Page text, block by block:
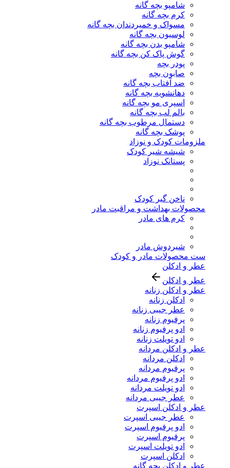
شامپو بچه گانه
کرم بچه گانه
مسواک و خمیردندان بچه گانه
لوسیون بچه گانه
شامپو بدن بچه گانه
گوش پاک کن بچه گانه
پودر بچه
صابون بچه
ضد آفتاب بچه گانه
دهانشویه بچه گانه
اسپری مو بچه گانه
بالم لب بچه گانه
دستمال مرطوب بچه گانه
پوشک بچه گانه
ملزومات کودک و نوزاد
شیشه شیر کودک
پستانک نوزاد
ناخن گیر کودک
محصولات بهداشت و مراقبت مادر
کرم های مادر
شیردوش مادر
ست محصولات مادر و کودک
عطر و ادکلن
عطر و ادکلن
عطر و ادکلن زنانه
ادکلن زنانه
عطر جیبی زنانه
پرفیوم زنانه
ادو پرفیوم زنانه
ادو تویلت زنانه
عطر و ادکلن مردانه
ادکلن مردانه
پرفیوم مردانه
ادو پرفیوم مردانه
ادو تویلت مردانه
عطر جیبی مردانه
عطر و ادکلن اسپرت
عطر جیبی اسپرت
ادو پرفیوم اسپرت
پرفیوم اسپرت
ادو تویلت اسپرت
ادکلن اسپرت
عطر و ادکلن بچه گانه